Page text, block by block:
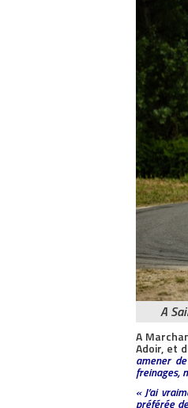
A
A
Adoir, et
amener
freinages,
« J’ai
préférée